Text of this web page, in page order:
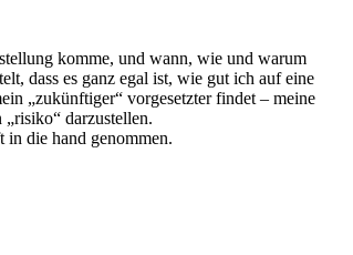
komme, und wann, wie und warum
dass es ganz egal ist, wie gut ich auf eine
„zukünftiger“ vorgesetzter findet – meine
darzustellen.
in die hand genommen.